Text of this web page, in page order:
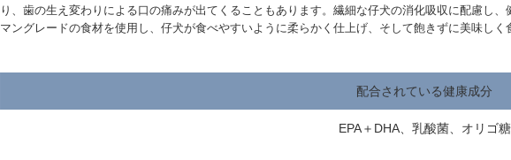
り、歯の生え変わりによる口の痛みが出てくることもあります。繊細な仔犬の消化吸収に配慮し
マングレードの食材を使用し、仔犬が食べやすいように柔らかく仕上げ、そして飽きずに美味しく
配合されている健康成分
EPA＋DHA、乳酸菌、オリゴ糖